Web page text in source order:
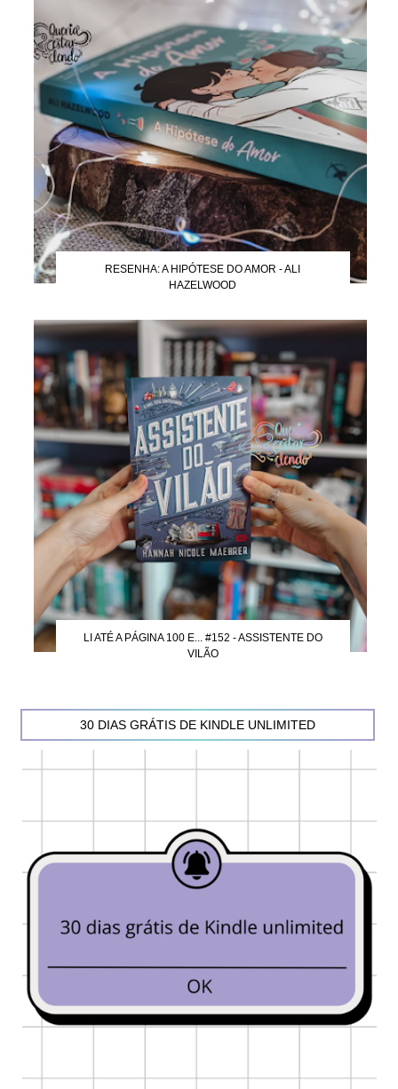
RESENHA: A HIPÓTESE DO AMOR - ALI
HAZELWOOD
LI ATÉ A PÁGINA 100 E... #152 - ASSISTENTE DO
VILÃO
30 DIAS GRÁTIS DE KINDLE UNLIMITED